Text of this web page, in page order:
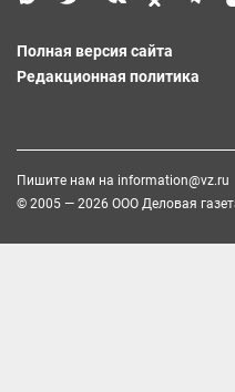
Полная версия сайта
Редакционная политика
Пишите нам на information@vz.ru
© 2005 — 2026 ООО Деловая